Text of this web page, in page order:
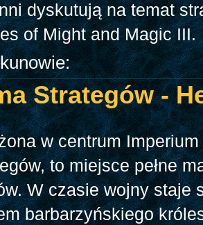
dyskutują na temat
of Might and Magic III.
Strategów -
w centrum
to miejsce pełne
W czasie wojny staje
barbarzyńskiego